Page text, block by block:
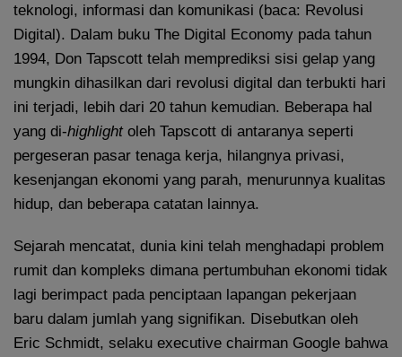
teknologi, informasi dan komunikasi (baca: Revolusi
Digital). Dalam buku The Digital Economy pada tahun
1994, Don Tapscott telah memprediksi sisi gelap yang
mungkin dihasilkan dari revolusi digital dan terbukti hari
ini terjadi, lebih dari 20 tahun kemudian. Beberapa hal
yang di-highlight oleh Tapscott di antaranya seperti
pergeseran pasar tenaga kerja, hilangnya privasi,
kesenjangan ekonomi yang parah, menurunnya kualitas
hidup, dan beberapa catatan lainnya.
Sejarah mencatat, dunia kini telah menghadapi problem
rumit dan kompleks dimana pertumbuhan ekonomi tidak
lagi berimpact pada penciptaan lapangan pekerjaan
baru dalam jumlah yang signifikan. Disebutkan oleh
Eric Schmidt, selaku executive chairman Google bahwa